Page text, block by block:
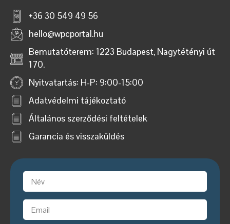
+36 30 549 49 56
hello@wpcportal.hu
Bemutatóterem: 1223 Budapest, Nagytétényi út
170.
Nyitvatartás: H-P: 9:00-15:00
Adatvédelmi tájékoztató
Általános szerződési feltételek
Garancia és visszaküldés